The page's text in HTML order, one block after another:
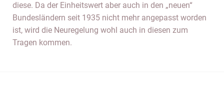
diese. Da der Einheitswert aber auch in den „neuen“
Bundesländern seit 1935 nicht mehr angepasst worden
ist, wird die Neuregelung wohl auch in diesen zum
Tragen kommen.